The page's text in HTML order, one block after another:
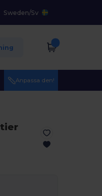
Sweden/Sv
Anpassa den!